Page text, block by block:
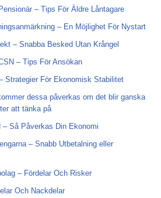
– Tips För Äldre Låntagare
– En Möjlighet För Nystart
– Snabba Besked Utan Krångel
– Tips För Ansökan
Strategier För Ekonomisk Stabilitet
dessa påverkas om det blir ganska
att tänka på
Så Påverkas Din Ekonomi
– Snabb Utbetalning eller
– Fördelar Och Risker
Och Nackdelar